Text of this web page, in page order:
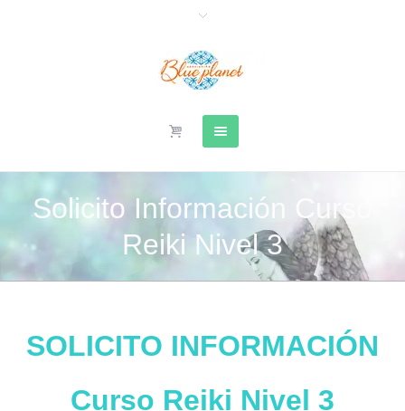
Solicito Información Curso
Reiki Nivel 3
SOLICITO INFORMACIÓN
Curso Reiki Nivel 3